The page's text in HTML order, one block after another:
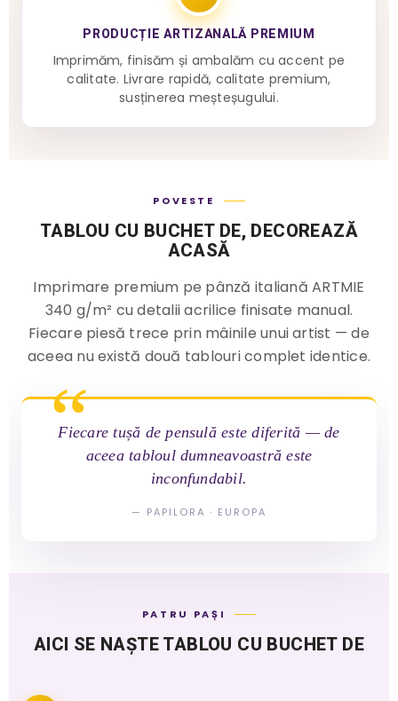
PRODUCȚIE ARTIZANALĂ PREMIUM
Imprimăm, finisăm și ambalăm cu accent pe
calitate. Livrare rapidă, calitate premium,
susținerea meșteșugului.
POVESTE
TABLOU CU BUCHET DE, DECOREAZĂ
ACASĂ
Imprimare premium pe pânză italiană ARTMIE
340 g/m² cu detalii acrilice finisate manual.
Fiecare piesă trece prin mâinile unui artist — de
aceea nu există două tablouri complet identice.
Fiecare tușă de pensulă este diferită — de
aceea tabloul dumneavoastră este
inconfundabil.
— PAPILORA · EUROPA
PATRU PAȘI
AICI SE NAȘTE TABLOU CU BUCHET DE